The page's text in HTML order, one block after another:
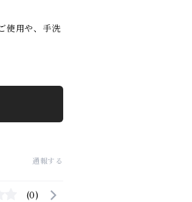
使用や、手洗
通報する
(0)